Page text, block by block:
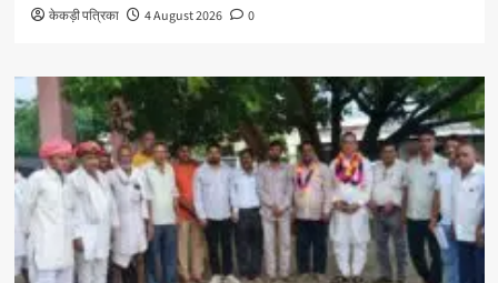
केकड़ी पत्रिका 4 August 2026 0